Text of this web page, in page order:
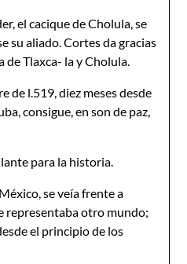
el cacique de Cholula, se
su aliado. Cortes da gracias
de Tlaxca- la y Cholula.
de l.519, diez meses desde
consigue, en son de paz,
para la historia.
se veía frente a
representaba otro mundo;
el principio de los